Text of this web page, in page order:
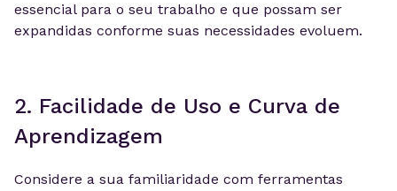
essencial para o seu trabalho e que possam ser
expandidas conforme suas necessidades evoluem.
2. Facilidade de Uso e Curva de
Aprendizagem
Considere a sua familiaridade com ferramentas